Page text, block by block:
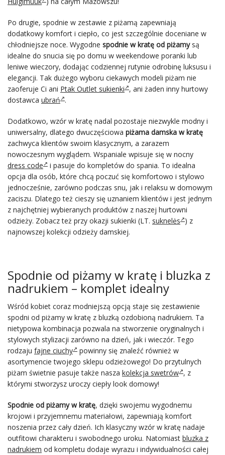
Po drugie, spodnie w zestawie z piżamą zapewniają
dodatkowy komfort i ciepło, co jest szczególnie doceniane w
chłodniejsze noce. Wygodne spodnie w kratę od piżamysą
idealne do snucia się po domu w weekendowe poranki lub
leniwe wieczory, dodając codziennej rutynie odrobinę luksusu i
elegancji. Tak dużego wyboru ciekawych modeli piżam nie
zaoferuje Ci ani Ptak Outlet sukienki , ani żaden inny hurtowy
dostawca ubrań .
Dodatkowo, wzór w kratę nadal pozostaje niezwykle modny i
uniwersalny, dlatego dwuczęściowa piżama damska w kratę
zachwyca klientów swoim klasycznym, a zarazem
nowoczesnym wyglądem. Wspaniale wpisuje się w nocny
dress code
i pasuje do kompletów do spania. To idealna
opcja dla osób, które chcą poczuć się komfortowo i stylowo
jednocześnie, zarówno podczas snu, jak i relaksu w domowym
zaciszu. Dlatego też cieszy się uznaniem klientów i jest jednym
z najchętniej wybieranych produktów z naszej hurtowni
odzieży. Zobacz też przy okazji sukienki (LT. suknelės ) z
najnowszej kolekcji odzieży damskiej.
Spodnie od piżamy w kratę i bluzka z
nadrukiem – komplet idealny
Wśród kobiet coraz modniejszą opcją staje się zestawienie
spodni od piżamy w kratę z bluzką ozdobioną nadrukiem. Ta
nietypowa kombinacja pozwala na stworzenie oryginalnych i
stylowych stylizacji zarówno na dzień, jak i wieczór. Tego
rodzaju fajne ciuchy
powinny się znaleźć również w
asortymencie twojego sklepu odzieżowego! Do przytulnych
piżam świetnie pasuje także nasza kolekcja swetrów , z
którymi stworzysz uroczy ciepły look domowy!
Spodnie od piżamy w kratę, dzięki swojemu wygodnemu
krojowi i przyjemnemu materiałowi, zapewniają komfort
noszenia przez cały dzień. Ich klasyczny wzór w kratę nadaje
outfitowi charakteru i swobodnego uroku. Natomiast bluzka z
nadrukiem od kompletu dodaje wyrazu i indywidualności całej